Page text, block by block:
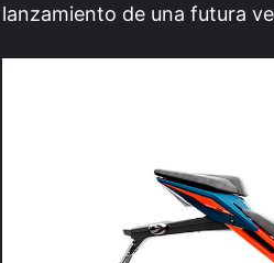
lanzamiento de una futura